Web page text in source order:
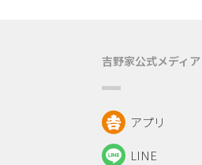
吉野家公式メディア
アプリ
LINE